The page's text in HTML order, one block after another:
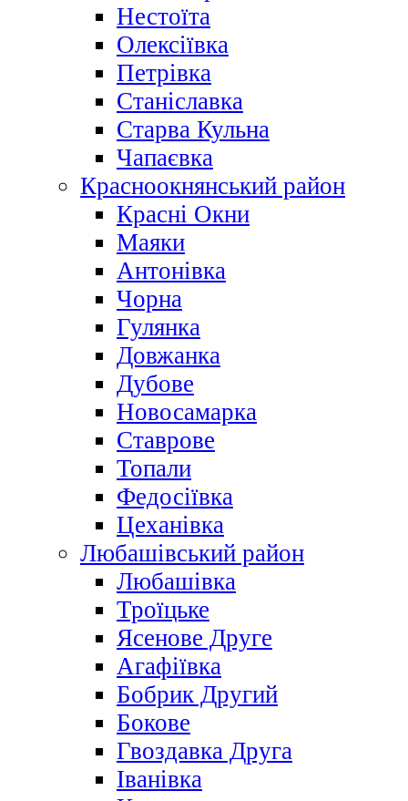
Нестоїта
Олексіївка
Петрівка
Станіславка
Старва Кульна
Чапаєвка
Красноокнянський район
Красні Окни
Маяки
Антонівка
Чорна
Гулянка
Довжанка
Дубове
Новосамарка
Ставрове
Топали
Федосіївка
Цеханівка
Любашівський район
Любашівка
Троїцьке
Ясенове Друге
Агафіївка
Бобрик Другий
Бокове
Гвоздавка Друга
Іванівка